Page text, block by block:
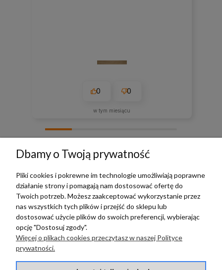
0 0
w tym miesiącu
TERRADECO
BAZA WIEDZY
PŁATNOŚCI I DOSTAWA
Dbamy o Twoją prywatność
Pliki cookies i pokrewne im technologie umożliwiają poprawne
działanie strony i pomagają nam dostosować ofertę do
Twoich potrzeb. Możesz zaakceptować wykorzystanie przez
nas wszystkich tych plików i przejść do sklepu lub
dostosować użycie plików do swoich preferencji, wybierając
opcję "Dostosuj zgody".
Więcej o plikach cookies przeczytasz w naszej Polityce
prywatności.